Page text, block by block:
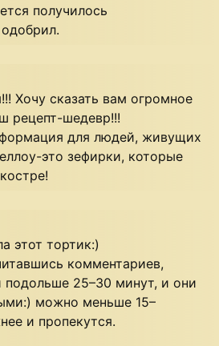
получилось
Хочу сказать вам огромное
рецепт-шедевр!!!
для людей, живущих
это зефирки, которые
этот тортик:)
комментариев,
25–30 минут, и они
можно меньше 15–
и пропекутся.